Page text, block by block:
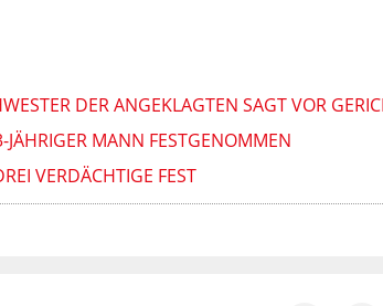
DER ANGEKLAGTEN SAGT VOR
MANN FESTGENOMMEN
VERDÄCHTIGE FEST